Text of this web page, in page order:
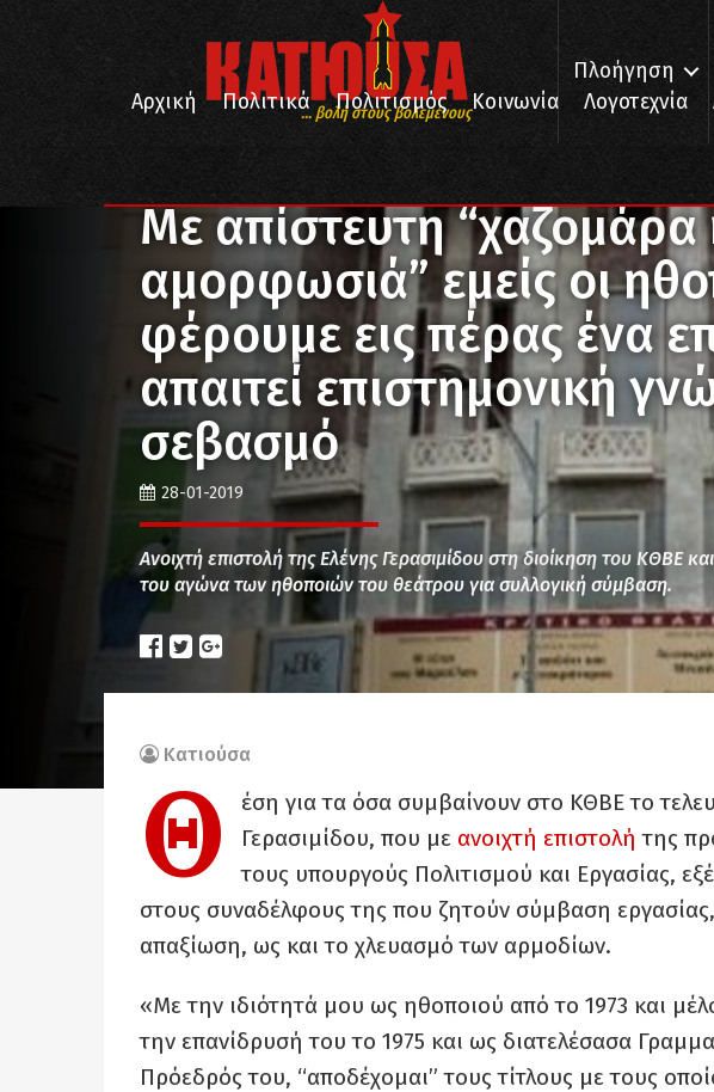
... βολή στους βολεμένους
Πλοήγηση
Αρχική
Πολιτικά Πολιτισμός Κοινωνία Λογοτεχνία
Πολιτισμός Με απίστευτη “χαζομάρα και
Με απίστευτη “χαζομάρα
αμορφωσιά” εμείς οι
φέρουμε εις πέρας ένα
απαιτεί επιστημονική
σεβασμό
28-01-2019
Ανοιχτή επιστολή της Ελένης Γερασιμίδου στη διοίκηση του ΚΘΒΕ
του αγώνα των ηθοποιών του θεάτρου για συλλογική σύμβαση.
Κατιούσα
Θ
έση για τα όσα συμβαίνουν στο ΚΘΒΕ το
Γερασιμίδου, που με ανοιχτή επιστολή της
τους υπουργούς Πολιτισμού και Εργασίας,
στους συναδέλφους της που ζητούν σύμβαση
απαξίωση, ως και το χλευασμό των αρμοδίων.
«Με την ιδιότητά μου ως ηθοποιού από το 1973 και
την επανίδρυσή του το 1975 και ως διατελέσασα
Πρόεδρός του, “αποδέχομαι” τους τίτλους με τους